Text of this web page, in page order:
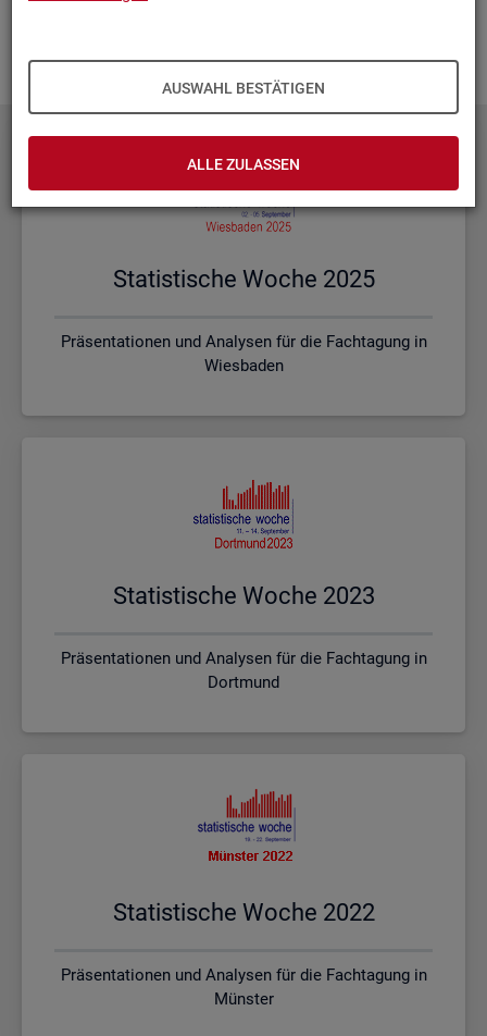
AUSWAHL BESTÄTIGEN
ALLE ZULASSEN
Sta­tis­ti­sche Woche 2025
Präsentationen und Analysen für die Fachtagung in
Wiesbaden
Sta­tis­ti­sche Woche 2023
Präsentationen und Analysen für die Fachtagung in
Dortmund
Sta­tis­ti­sche Woche 2022
Präsentationen und Analysen für die Fachtagung in
Münster